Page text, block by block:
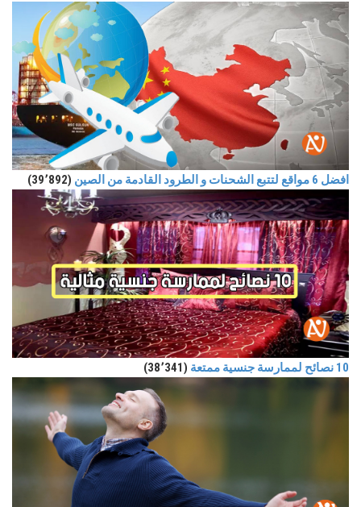
افضل 6 مواقع لتتبع الشحنات و الطرود القادمة من الصين (39٬892)
10 نصائح لممارسة جنسية ممتعة (38٬341)